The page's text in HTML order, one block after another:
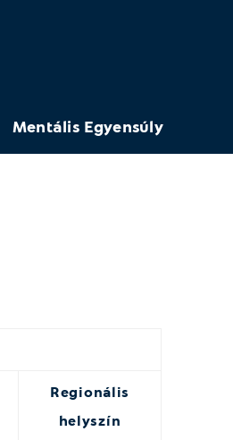
Mentális Egyensúly
Regionális
helyszín